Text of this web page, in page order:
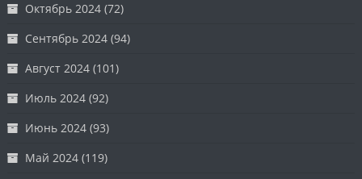
Октябрь 2024 (72)
Сентябрь 2024 (94)
Август 2024 (101)
Июль 2024 (92)
Июнь 2024 (93)
Май 2024 (119)